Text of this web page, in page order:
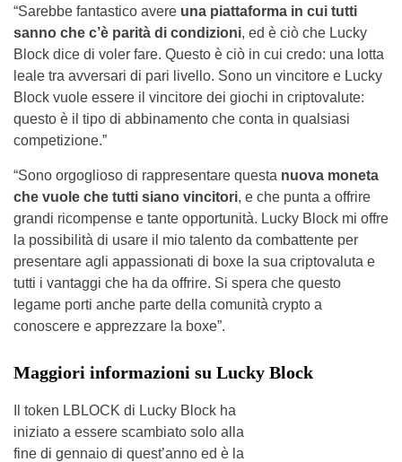
“Sarebbe fantastico avere una piattaforma in cui tutti
sanno che c’è parità di condizioni, ed è ciò che Lucky
Block dice di voler fare. Questo è ciò in cui credo: una lotta
leale tra avversari di pari livello. Sono un vincitore e Lucky
Block vuole essere il vincitore dei giochi in criptovalute:
questo è il tipo di abbinamento che conta in qualsiasi
competizione.”
“Sono orgoglioso di rappresentare questa nuova moneta
che vuole che tutti siano vincitori, e che punta a offrire
grandi ricompense e tante opportunità. Lucky Block mi offre
la possibilità di usare il mio talento da combattente per
presentare agli appassionati di boxe la sua criptovaluta e
tutti i vantaggi che ha da offrire. Si spera che questo
legame porti anche parte della comunità crypto a
conoscere e apprezzare la boxe”.
Maggiori informazioni su Lucky Block
Il token LBLOCK di Lucky Block ha
iniziato a essere scambiato solo alla
fine di gennaio di quest’anno ed è la